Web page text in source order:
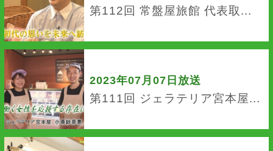
第112回 常盤屋旅館 代表取...
2023年07月07日放送
第111回 ジェラテリア宮本屋...